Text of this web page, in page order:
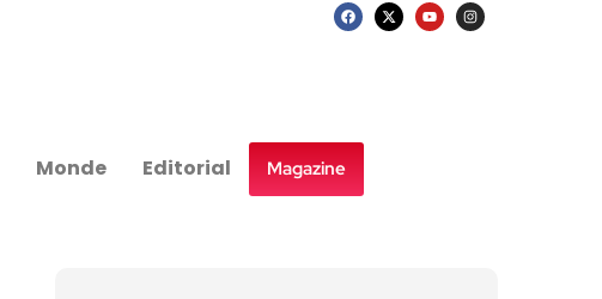
Monde Editorial Magazine